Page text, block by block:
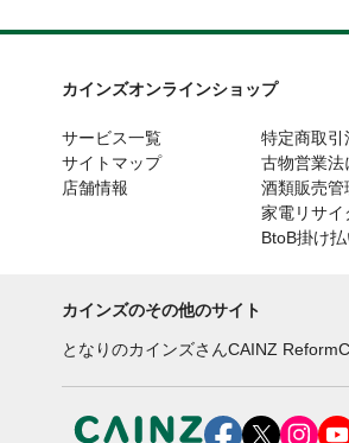
カインズオンラインショップ
サービス一覧
サイトマップ
店舗情報
特定商取引
古物営業法
酒類販売管
家電リサイ
BtoB掛け
カインズのその他のサイト
となりのカインズさんCAINZ Reform